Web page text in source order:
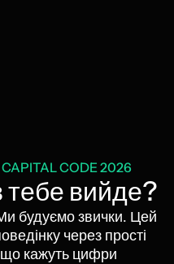
CODE 2026
тебе вийде?
будуємо звички. Цей
через прості
що кажуть цифри